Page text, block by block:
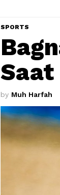
SPORTS
by Muh Harfah